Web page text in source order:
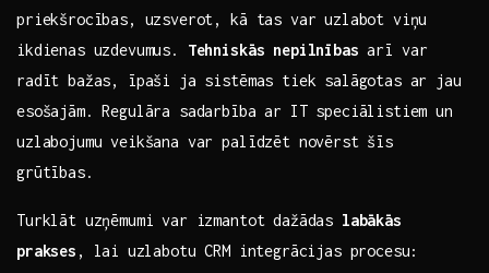
priekšrocības, uzsverot, kā tas var uzlabot viņu
ikdienas uzdevumus. Tehniskās nepilnības arī var
radīt bažas, īpaši ja sistēmas tiek salāgotas‍ ar jau
esošajām. Regulāra sadarbība ‌ar IT speciālistiem un
uzlabojumu veikšana var palīdzēt ​novērst ⁢šīs
grūtības.
Turklāt ​uzņēmumi var izmantot dažādas labākās
prakses , lai ⁤uzlabotu CRM integrācijas procesu: